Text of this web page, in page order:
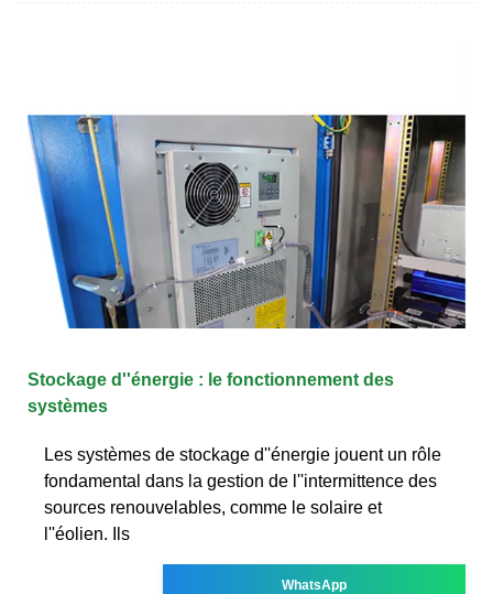
Stockage d''énergie : le fonctionnement des
systèmes
Les systèmes de stockage d''énergie jouent un rôle
fondamental dans la gestion de l''intermittence des
sources renouvelables, comme le solaire et
l''éolien. Ils
WhatsApp